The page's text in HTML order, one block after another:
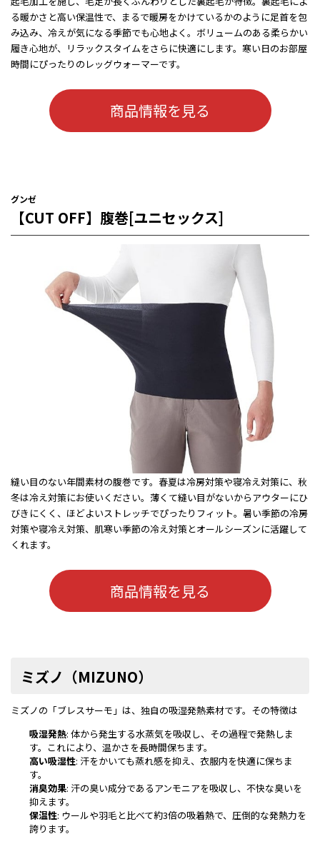
る暖かさと高い保温性で、まるで暖房をかけているかのように足首を包
み込み、冷えが気になる季節でも心地よく。ボリュームのある柔らかい
履き心地が、リラックスタイムをさらに快適にします。寒い日のお部屋
時間にぴったりのレッグウォーマーです。
商品情報を見る
グンゼ
【CUT OFF】腹巻[ユニセックス]
縫い目のない年間素材の腹巻です。春夏は冷房対策や寝冷え対策に、秋
冬は冷え対策にお使いください。薄くて縫い目がないからアウターにひ
びきにくく、ほどよいストレッチでぴったりフィット。暑い季節の冷房
対策や寝冷え対策、肌寒い季節の冷え対策とオールシーズンに活躍して
くれます。
商品情報を見る
ミズノ（MIZUNO）
ミズノの「ブレスサーモ」は、独自の吸湿発熱素材です。その特徴は
吸湿発熱: 体から発生する水蒸気を吸収し、その過程で発熱しま
す。これにより、温かさを長時間保ちます。
高い吸湿性: 汗をかいても蒸れ感を抑え、衣服内を快適に保ちま
す。
消臭効果: 汗の臭い成分であるアンモニアを吸収し、不快な臭いを
抑えます。
保温性: ウールや羽毛と比べて約3倍の吸着熱で、圧倒的な発熱力を
誇ります。